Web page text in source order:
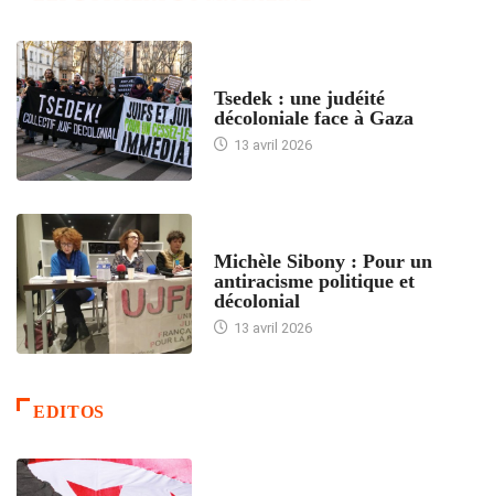
Tsedek : une judéité
décoloniale face à Gaza
13 avril 2026
Michèle Sibony : Pour un
antiracisme politique et
décolonial
13 avril 2026
EDITOS